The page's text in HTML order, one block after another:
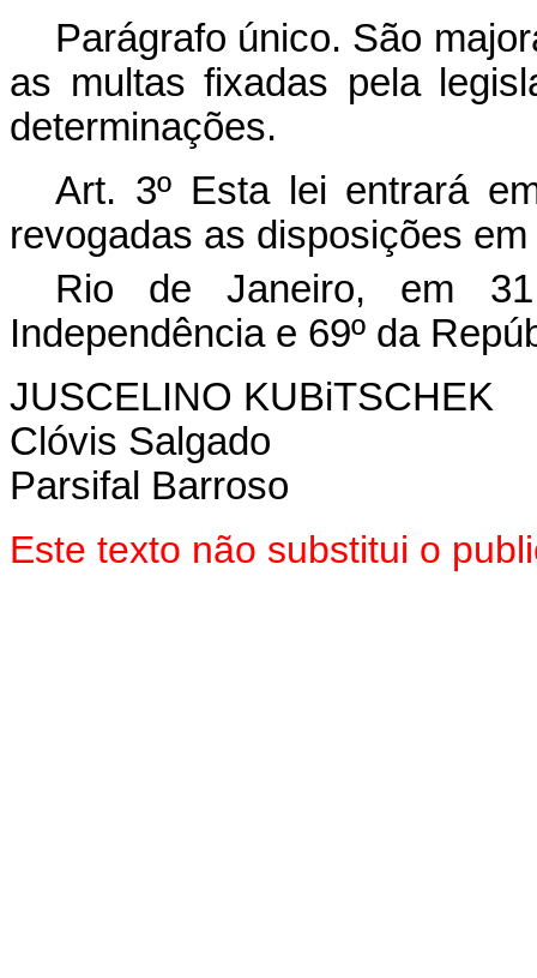
Parágrafo único. São
as multas fixadas pela
determinações.
Art. 3º Esta lei entrará
revogadas as disposições
Rio de Janeiro, em
Independência e 69º da
JUSCELINO KUBiTSCHEK
Clóvis Salgado
Parsifal Barroso
Este texto não substitui o